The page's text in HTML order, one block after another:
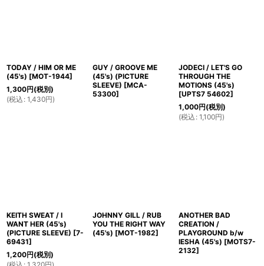
TODAY / HIM OR ME
(45's) [MOT-1944]
1,300円(税別)
(税込 : 1,430円)
GUY / GROOVE ME
(45's) (PICTURE
SLEEVE) [MCA-
53300]
JODECI / LET'S GO
THROUGH THE
MOTIONS (45's)
[UPTS7 54602]
1,000円(税別)
(税込 : 1,100円)
KEITH SWEAT / I
WANT HER (45's)
(PICTURE SLEEVE) [7-
69431]
1,200円(税別)
JOHNNY GILL / RUB
YOU THE RIGHT WAY
(45's) [MOT-1982]
ANOTHER BAD
CREATION /
PLAYGROUND b/w
IESHA (45's) [MOTS7-
2132]